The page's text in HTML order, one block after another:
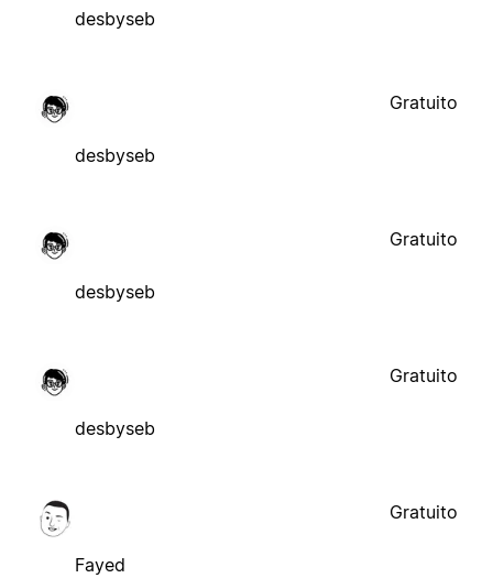
desbyseb
desbyseb
Gratuito
desbyseb
Gratuito
desbyseb
Gratuito
Fayed
Gratuito